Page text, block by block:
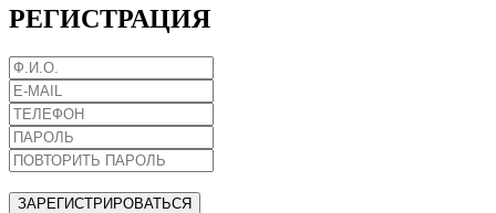
РЕГИСТРАЦИЯ
ЗАРЕГИСТРИРОВАТЬСЯ